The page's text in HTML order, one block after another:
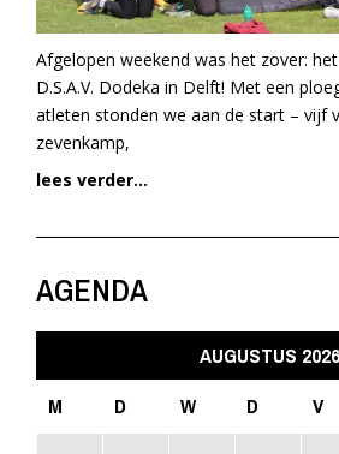
Afgelopen weekend was het zover:
D.S.A.V. Dodeka in Delft! Met een
atleten stonden we aan de start – vijf
zevenkamp,
lees verder...
AGENDA
AUGUSTUS 2026
M
D W D V